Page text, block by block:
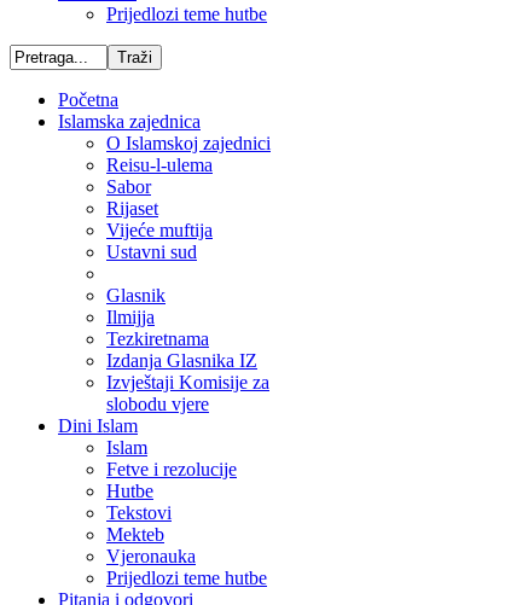
Prijedlozi teme hutbe
Početna
Islamska zajednica
O Islamskoj zajednici
Reisu-l-ulema
Sabor
Rijaset
Vijeće muftija
Ustavni sud
Glasnik
Ilmijja
Tezkiretnama
Izdanja Glasnika IZ
Izvještaji Komisije za
slobodu vjere
Dini Islam
Islam
Fetve i rezolucije
Hutbe
Tekstovi
Mekteb
Vjeronauka
Prijedlozi teme hutbe
Pitanja i odgovori